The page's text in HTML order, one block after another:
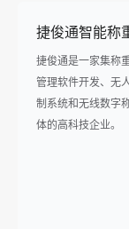
捷俊通智能称
捷俊通是一家集称
管理软件开发、无
制系统和无线数字
体的高科技企业。